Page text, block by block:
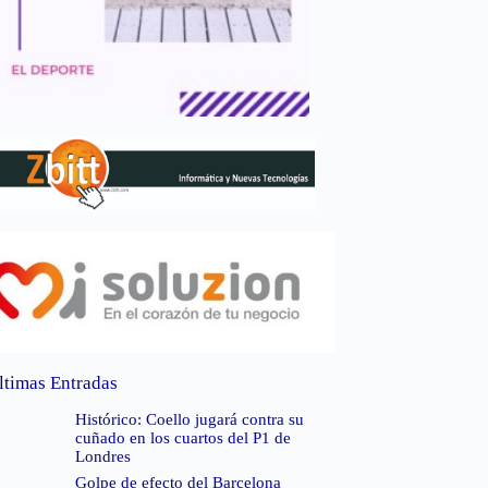
Entradas
Histórico: Coello jugará contra su
cuñado en los cuartos del P1 de
Londres
Golpe de efecto del Barcelona